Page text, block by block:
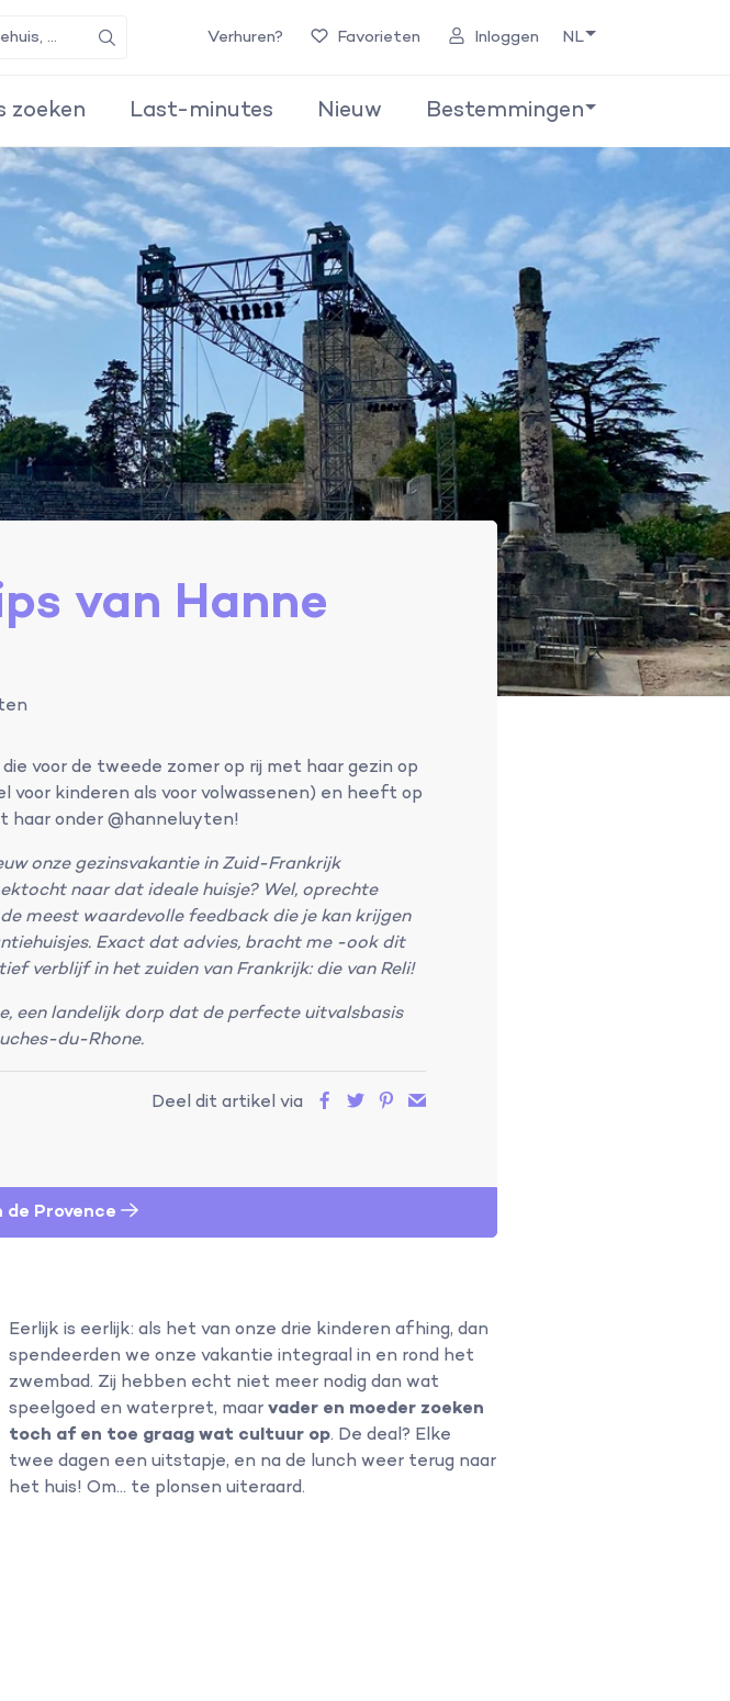
Zoeken Verhuren? Favorieten Inloggen NL
zoeken Last-minutes Nieuw Bestemmingen
van Hanne
die voor de tweede zomer op rij met haar gezin op
voor kinderen als voor volwassenen) en heeft op
haar onder @hanneluyten!
onze gezinsvakantie in Zuid-Frankrijk
naar dat ideale huisje? Wel, oprechte
meest waardevolle feedback die je kan krijgen
Exact dat advies, bracht me -ook dit
verblijf in het zuiden van Frankrijk: die van Reli!
een landelijk dorp dat de perfecte uitvalsbasis
du-Rhone.
Deel dit artikel via
Provence
Eerlijk is eerlijk: als het van onze drie kinderen afhing, dan
spendeerden we onze vakantie integraal in en rond het
zwembad. Zij hebben echt niet meer nodig dan wat
speelgoed en waterpret, maarvader en moeder zoeken
toch af en toe graag wat cultuur op. De deal? Elke
twee dagen een uitstapje, en na de lunch weer terug naar
het huis! Om... te plonsen uiteraard.